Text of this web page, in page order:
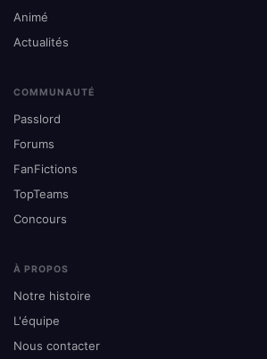
Animé
Actualités
COMMUNAUTÉ
Passlord
Forums
FanFictions
TopTeams
Concours
À PROPOS
Notre histoire
L'équipe
Nous contacter